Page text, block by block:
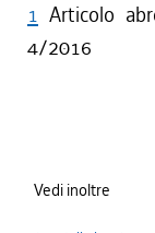
1 Articolo
4/2016
Vedi inoltre